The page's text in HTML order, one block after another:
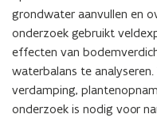
grondwater aanvullen en
onderzoek gebruikt
effecten van
waterbalans te
verdamping,
onderzoek is nodig voor